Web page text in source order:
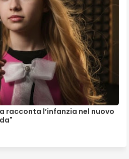
racconta l’infanzia nel nuovo